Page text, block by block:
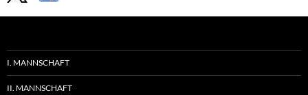
I. MANNSCHAFT
II. MANNSCHAFT